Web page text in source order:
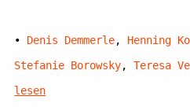
• Denis Demmerle, Henning
Stefanie Borowsky,Teresa
lesen